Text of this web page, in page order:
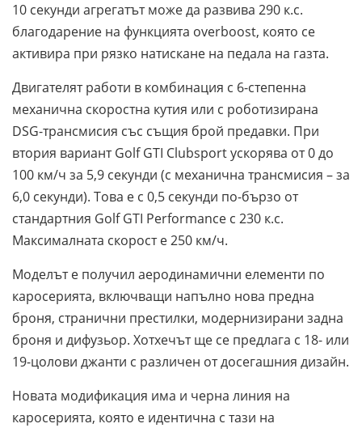
10 секунди агрегатът може да развива 290 к.с.
благодарение на функцията overboost, която се
активира при рязко натискане на педала на газта.
Двигателят работи в комбинация с 6-степенна
механична скоростна кутия или с роботизирана
DSG-трансмисия със същия брой предавки. При
втория вариант Golf GTI Clubsport ускорява от 0 до
100 км/ч за 5,9 секунди (с механична трансмисия – за
6,0 секунди). Това е с 0,5 секунди по-бързо от
стандартния Golf GTI Performance с 230 к.с.
Максималната скорост е 250 км/ч.
Моделът е получил аеродинамични елементи по
каросерията, включващи напълно нова предна
броня, странични престилки, модернизирани задна
броня и дифузьор. Хотхечът ще се предлага с 18- или
19-цолови джанти с различен от досегашния дизайн.
Новата модификация има и черна линия на
каросерията, която е идентична с тази на